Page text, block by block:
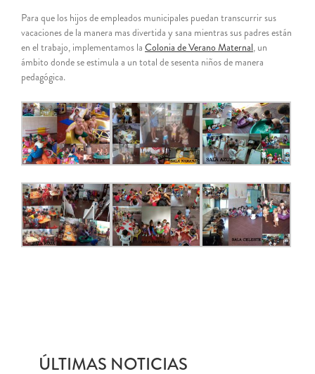
Para que los hijos de empleados municipales puedan transcurrir sus
vacaciones de la manera mas divertida y sana mientras sus padres están
en el trabajo, implementamos la Colonia de Verano Maternal, un
ámbito donde se estimula a un total de sesenta niños de manera
pedagógica.
ÚLTIMAS NOTICIAS